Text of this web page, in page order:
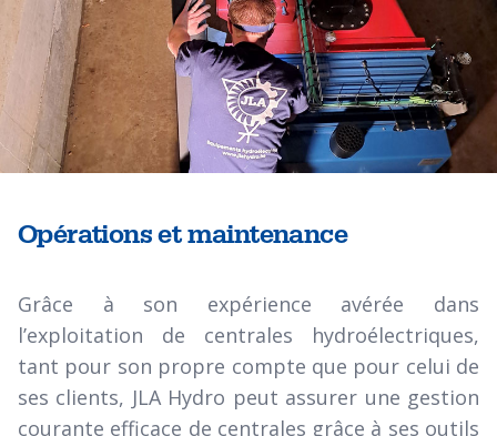
Opérations et maintenance
Grâce à son expérience avérée dans
l’exploitation de centrales hydroélectriques,
tant pour son propre compte que pour celui de
ses clients, JLA Hydro peut assurer une gestion
courante efficace de centrales grâce à ses outils